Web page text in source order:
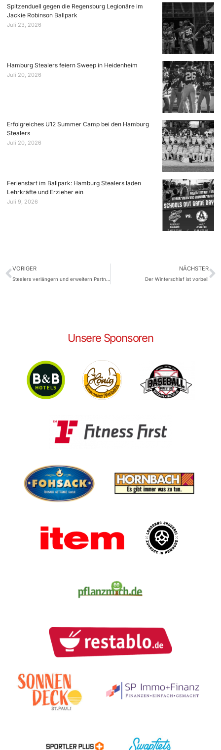
Spitzenduell gegen die Regensburg Legionäre im
Jackie Robinson Ballpark
Juli 23, 2026
Hamburg Stealers feiern Sweep in Heidenheim
Juli 20, 2026
Erfolgreiches U12 Summer Camp bei den Hamburg
Stealers
Juli 20, 2026
Ferienstart im Ballpark: Hamburg Stealers laden
Lehrkräfte und Erzieher ein
Juli 9, 2026
VORIGER
Stealers verlängern und erweitern Partnerschaft mit Fohsack
NÄCHSTER
Der Winterschlaf ist vorbei!
Unsere Sponsoren